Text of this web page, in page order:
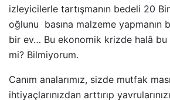
izleyicilerle tartışmanın bedeli 20
oğlunu basına malzeme yapmanın
bir ev… Bu ekonomik krizde halâ
mi? Bilmiyorum.
Canım analarımız, sizde mutfak
ihtiyaçlarınızdan arttırıp